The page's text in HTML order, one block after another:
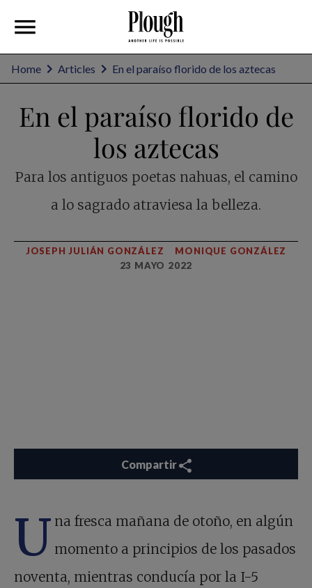
Home Articles En el paraíso florido de los aztecas
En el paraíso florido de
los aztecas
Para los antiguos poetas nahuas, el camino
a lo sagrado atraviesa la belleza.
JOSEPH JULIÁN GONZÁLEZ
MONIQUE GONZÁLEZ
23 MAYO 2022
Compartir
U na fresca mañana de otoño, en algún
momento a principios de los pasados
noventa, mientras conducía por la I-5